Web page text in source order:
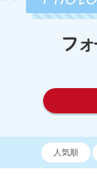
人気順